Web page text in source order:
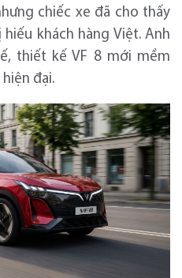
chiếc xe đã cho thấy
khách hàng Việt. Anh
thiết kế VF 8 mới mềm
đại.